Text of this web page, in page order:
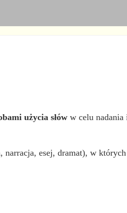
użycia słów w celu
narracja, esej, dramat), w